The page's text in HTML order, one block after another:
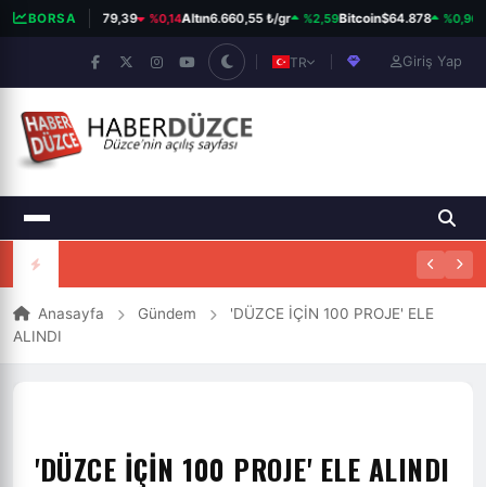
BORSA
BIST 10013.779,39 %0,14Altın6.660,55 ₺/gr %2,59Bitcoin$64.878 %0,96
TR Giriş Yap
Anasayfa Gündem
'DÜZCE İÇİN 100 PROJE' ELE
ALINDI
'DÜZCE İÇİN 100 PROJE' ELE ALINDI